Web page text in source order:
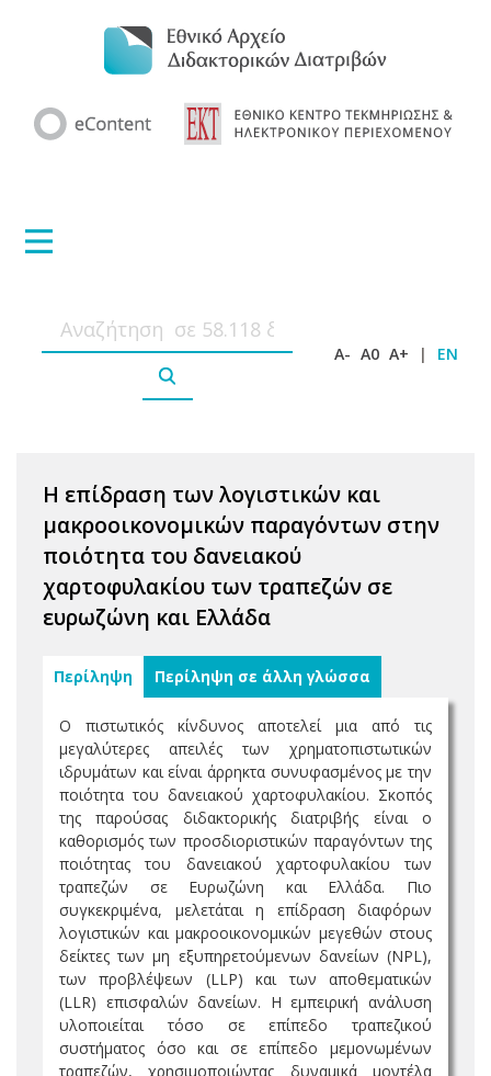
A- A0 A+ | EN
Η επίδραση των λογιστικών και
μακροοικονομικών παραγόντων στην
ποιότητα του δανειακού
χαρτοφυλακίου των τραπεζών σε
ευρωζώνη και Ελλάδα
Περίληψη Περίληψη σε άλλη γλώσσα
Ο πιστωτικός κίνδυνος αποτελεί μια από τις
μεγαλύτερες απειλές των χρηματοπιστωτικών
ιδρυμάτων και είναι άρρηκτα συνυφασμένος με την
ποιότητα του δανειακού χαρτοφυλακίου. Σκοπός
της παρούσας διδακτορικής διατριβής είναι ο
καθορισμός των προσδιοριστικών παραγόντων της
ποιότητας του δανειακού χαρτοφυλακίου των
τραπεζών σε Ευρωζώνη και Ελλάδα. Πιο
συγκεκριμένα, μελετάται η επίδραση διαφόρων
λογιστικών και μακροοικονομικών μεγεθών στους
δείκτες των μη εξυπηρετούμενων δανείων (NPL),
των προβλέψεων (LLP) και των αποθεματικών
(LLR) επισφαλών δανείων. Η εμπειρική ανάλυση
υλοποιείται τόσο σε επίπεδο τραπεζικού
συστήματος όσο και σε επίπεδο μεμονωμένων
τραπεζών, χρησιμοποιώντας δυναμικά μοντέλα